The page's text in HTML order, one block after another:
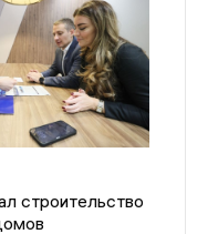
строительство